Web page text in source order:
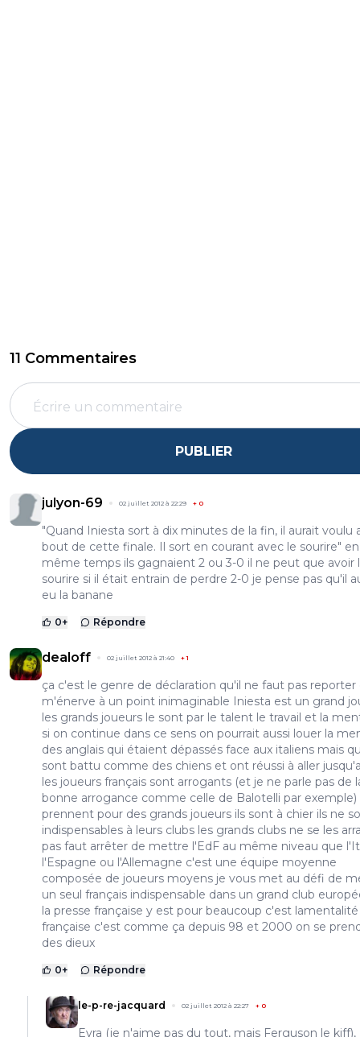
11 Commentaires
PUBLIER
julyon-69 02 juillet 2012 à 22:29 + 0
"Quand Iniesta sort à dix minutes de la fin, il aurait voulu
bout de cette finale. Il sort en courant avec le sourire" en
même temps ils gagnaient 2 ou 3-0 il ne peut que avoir
sourire si il était entrain de perdre 2-0 je pense pas qu'il
eu la banane
0+ Répondre
dealoff 02 juillet 2012 à 21:40 +1
ça c'est le genre de déclaration qu'il ne faut pas reporter
m'énerve à un point inimaginable Iniesta est un grand
les grands joueurs le sont par le talent le travail et la
si on continue dans ce sens on pourrait aussi louer la
des anglais qui étaient dépassés face aux italiens mais
sont battu comme des chiens et ont réussi à aller
les joueurs français sont arrogants (et je ne parle pas de
bonne arrogance comme celle de Balotelli par exemple)
prennent pour des grands joueurs ils sont à chier ils ne
indispensables à leurs clubs les grands clubs ne se les
pas faut arrêter de mettre l'EdF au même niveau que
l'Espagne ou l'Allemagne c'est une équipe moyenne
composée de joueurs moyens je vous met au défi de
un seul français indispensable dans un grand club
la presse française y est pour beaucoup c'est lamentalité
française c'est comme ça depuis 98 et 2000 on se
des dieux
0+ Répondre
le-p-re-jacquard 02 juillet 2012 à 22:27 + 0
Evra (je n'aime pas du tout, mais Ferguson le kiff),